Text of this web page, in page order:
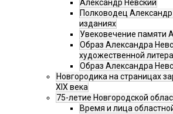
Александр Невский
Полководец
изданиях
Увековечение памяти
Образ Александра
художественной
Образ Александра
Новгородика на страницах
XIX века
75-летие Новгородской
Время и лица